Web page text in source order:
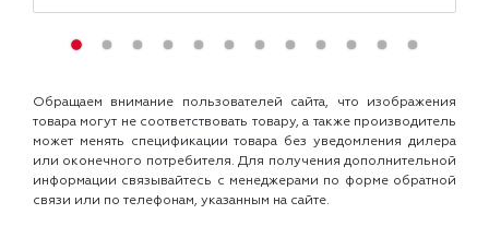
Обращаем внимание пользователей сайта, что изображения
товара могут не соответствовать товару, а также производитель
может менять спецификации товара без уведомления дилера
или оконечного потребителя. Для получения дополнительной
информации связывайтесь с менеджерами по форме обратной
связи или по телефонам, указанным на сайте.